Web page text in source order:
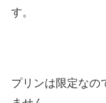
す。
プリンは限定なの